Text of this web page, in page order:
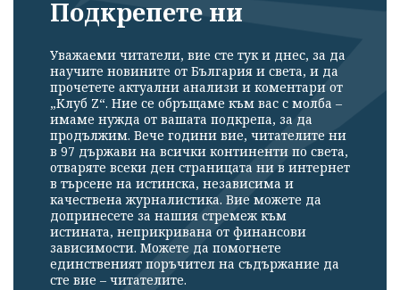
Подкрепете ни
Уважаеми читатели, вие сте тук и днес, за да
научите новините от България и света, и да
прочетете актуални анализи и коментари от
„Клуб Z“. Ние се обръщаме към вас с молба –
имаме нужда от вашата подкрепа, за да
продължим. Вече години вие, читателите ни
в 97 държави на всички континенти по света,
отваряте всеки ден страницата ни в интернет
в търсене на истинска, независима и
качествена журналистика. Вие можете да
допринесете за нашия стремеж към
истината, неприкривана от финансови
зависимости. Можете да помогнете
единственият поръчител на съдържание да
сте вие – читателите.